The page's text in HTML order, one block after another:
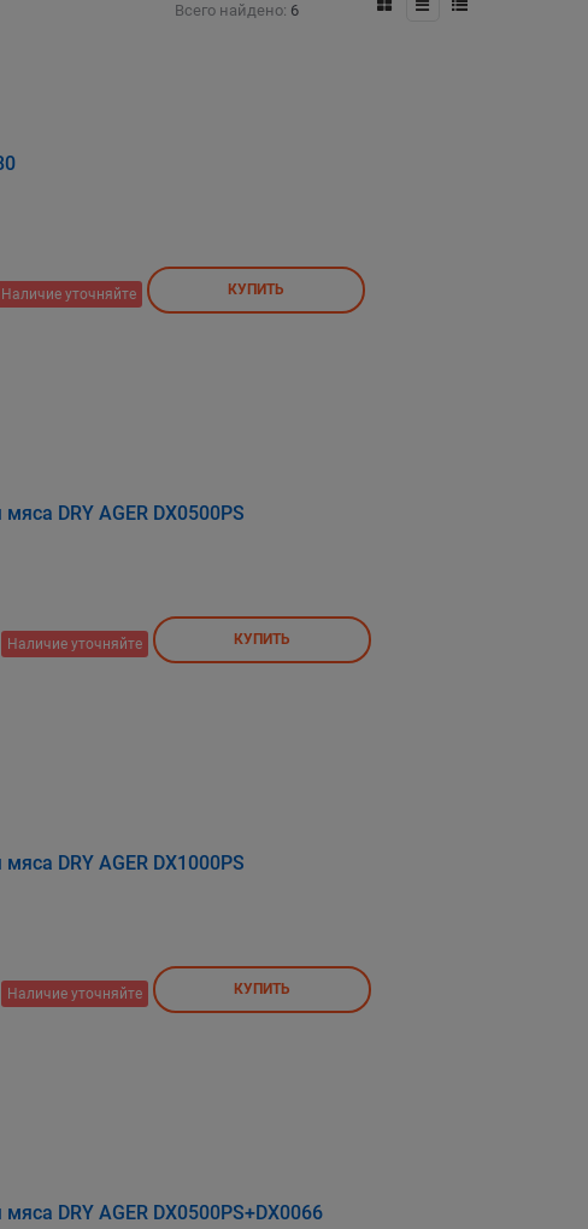
Всего найдено: 6
Наличие уточняйте КУПИТЬ
DRY AGER DX0500PS
Наличие уточняйте КУПИТЬ
DRY AGER DX1000PS
Наличие уточняйте КУПИТЬ
DRY AGER DX0500PS+DX0066